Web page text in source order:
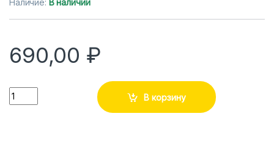
Наличие: В наличии
690,00 ₽
Количество
В корзину